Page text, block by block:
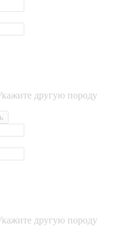
другую породу
другую породу